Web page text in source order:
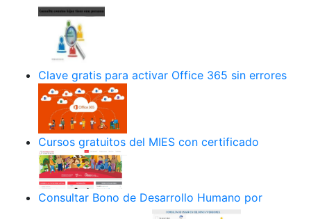
Clave gratis para activar Office 365 sin errores
Cursos gratuitos del MIES con certificado
Consultar Bono de Desarrollo Humano por